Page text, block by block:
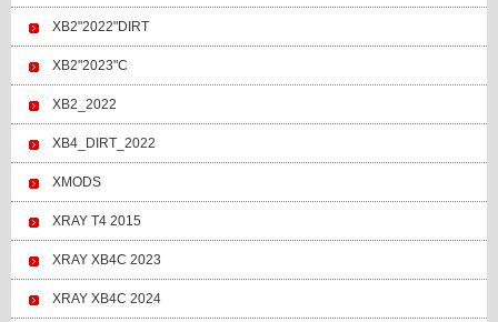
XB2"2022"DIRT
XB2"2023"C
XB2_2022
XB4_DIRT_2022
XMODS
XRAY T4 2015
XRAY XB4C 2023
XRAY XB4C 2024